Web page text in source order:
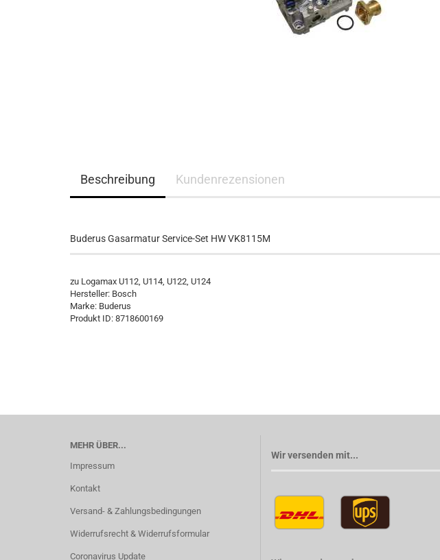
Beschreibung Kundenrezensionen
Buderus Gasarmatur Service-Set HW VK8115M
zu Logamax U112, U114, U122, U124
Hersteller: Bosch
Marke: Buderus
Produkt ID: 8718600169
MEHR ÜBER...
Impressum
Kontakt
Versand- & Zahlungsbedingungen
Widerrufsrecht & Widerrufsformular
Coronavirus Update
Wir versenden mit...